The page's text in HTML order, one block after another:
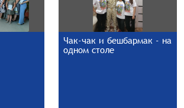
Чак-чак и бешбармак - на
одном столе